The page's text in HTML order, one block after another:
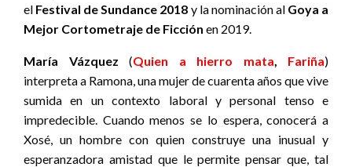
el Festival de Sundance 2018 y la nominación al Goya a
Mejor Cortometraje de Ficción en 2019.
María Vázquez (Quien a hierro mata Fariña)
interpreta a Ramona, una mujer de cuarenta años que vive
sumida en un contexto laboral y personal tenso e
impredecible. Cuando menos se lo espera, conocerá a
Xosé, un hombre con quien construye una inusual y
esperanzadora amistad que le permite pensar que, tal